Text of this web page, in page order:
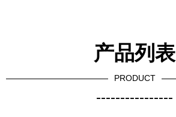
产品列表
PRODUCT
----------------